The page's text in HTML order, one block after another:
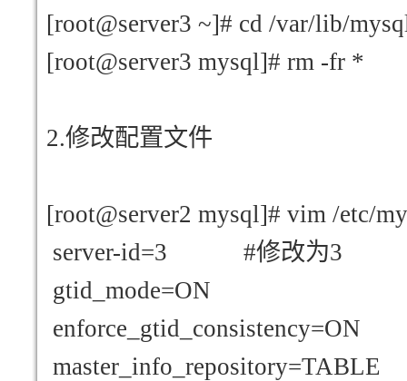
[root@server3 ~]# cd /var/lib/
[root@server3 mysql]# rm -fr *
2.修改配置文件
[root@server2 mysql]# vim /etc/
server-id=3 #修改为3
gtid_mode=ON
enforce_gtid_consistency=ON
master_info_repository=TABLE